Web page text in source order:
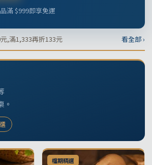
滿 $999即享免運
,滿1,333再折133元 看全部 ›
。
檔期精選